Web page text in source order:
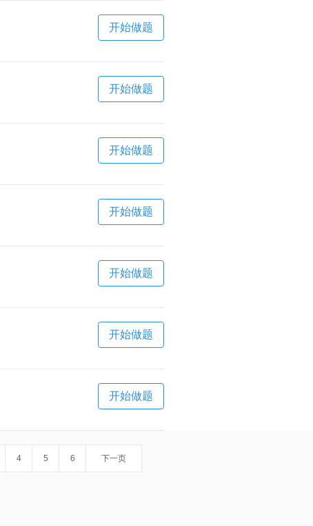
开始做题
开始做题
开始做题
开始做题
开始做题
开始做题
开始做题
4 5 6 下一页